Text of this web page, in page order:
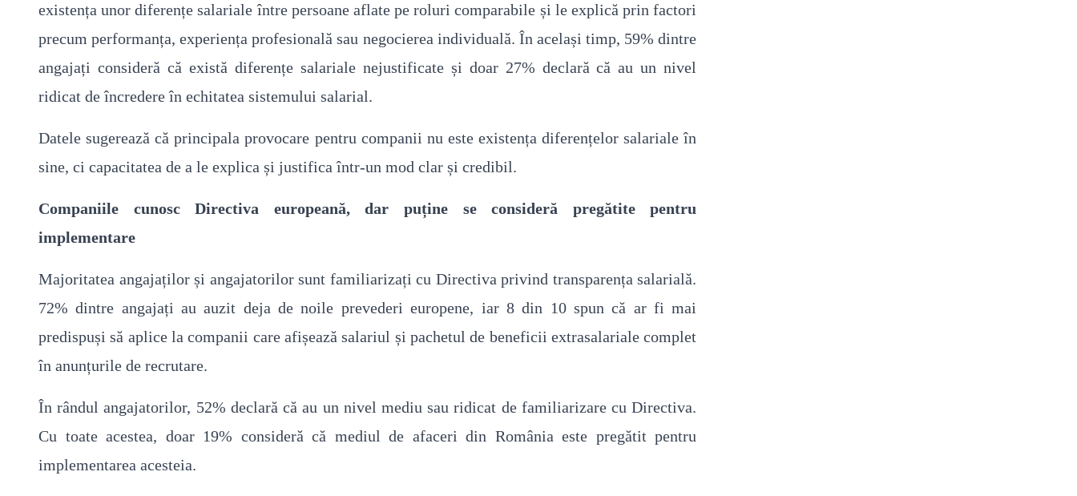
existența unor diferențe salariale între persoane aflate pe roluri comparabile și le explică prin factori
precum performanța, experiența profesională sau negocierea individuală. În același timp, 59% dintre
angajați consideră că există diferențe salariale nejustificate și doar 27% declară că au un nivel
ridicat de încredere în echitatea sistemului salarial.
Datele sugerează că principala provocare pentru companii nu este existența diferențelor salariale în
sine, ci capacitatea de a le explica și justifica într-un mod clar și credibil.
Companiile cunosc Directiva europeană, dar puține se consideră pregătite pentru
implementare
Majoritatea angajaților și angajatorilor sunt familiarizați cu Directiva privind transparența salarială.
72% dintre angajați au auzit deja de noile prevederi europene, iar 8 din 10 spun că ar fi mai
predispuși să aplice la companii care afișează salariul și pachetul de beneficii extrasalariale complet
în anunțurile de recrutare.
În rândul angajatorilor, 52% declară că au un nivel mediu sau ridicat de familiarizare cu Directiva.
Cu toate acestea, doar 19% consideră că mediul de afaceri din România este pregătit pentru
implementarea acesteia.